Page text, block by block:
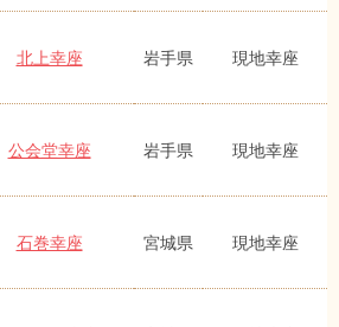
北上幸座 岩手県 現地幸座
公会堂幸座 岩手県 現地幸座
石巻幸座 宮城県 現地幸座